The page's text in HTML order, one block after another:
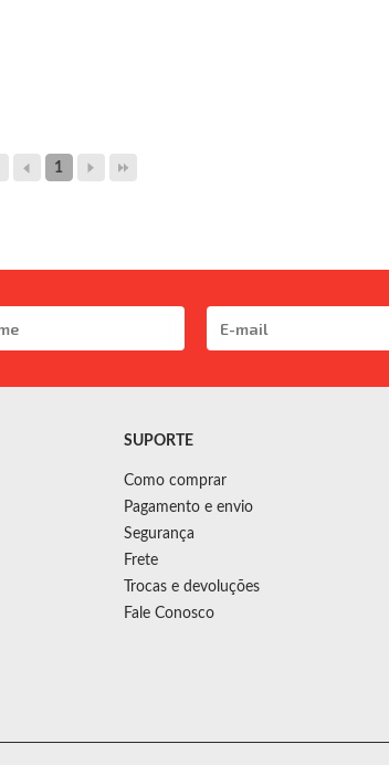
1
SUPORTE
Como comprar
Pagamento e envio
Segurança
Frete
Trocas e devoluções
Fale Conosco